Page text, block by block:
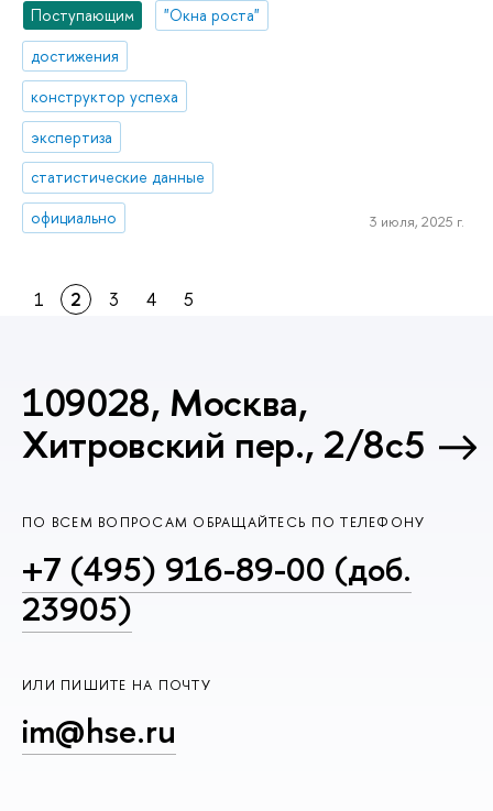
Поступающим
"Окна роста"
достижения
конструктор успеха
экспертиза
статистические данные
официально
3 июля, 2025 г.
1 2 3 4 5
109028, Москва,
Хитровский пер., 2/8с5
ПО ВСЕМ ВОПРОСАМ ОБРАЩАЙТЕСЬ ПО ТЕЛЕФОНУ
+7 (495) 916-89-00 (доб.
23905)
ИЛИ ПИШИТЕ НА ПОЧТУ
im@hse.ru